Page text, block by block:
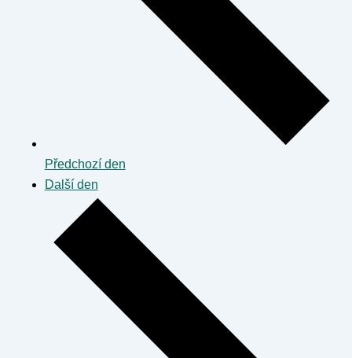
Předchozí den
Další den